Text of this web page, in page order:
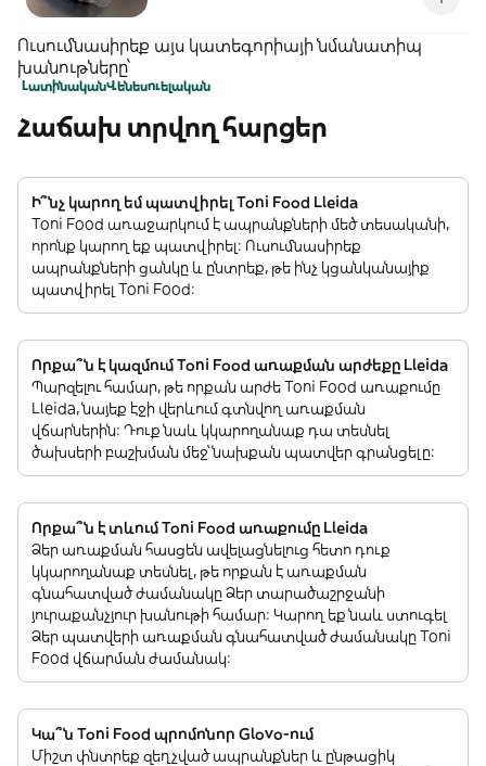
Ուսումնասիրեք այս կատեգորիայի նմանատիպ
խանութները՝
ԼատինականՎենեսուելական
Հաճախ տրվող հարցեր
Ի՞նչ կարող եմ պատվիրել Toni Food Lleida
Toni Food առաջարկում է ապրանքների մեծ տեսականի,
որոնք կարող եք պատվիրել: Ուսումնասիրեք
ապրանքների ցանկը և ընտրեք, թե ինչ կցանկանայիք
պատվիրել Toni Food:
Որքա՞ն է կազմում Toni Food առաքման արժեքը Lleida
Պարզելու համար, թե որքան արժե Toni Food առաքումը
Lleida, նայեք էջի վերևում գտնվող առաքման
վճարներին: Դուք նաև կկարողանաք դա տեսնել
ծախսերի բաշխման մեջ՝ նախքան պատվեր գրանցելը:
Որքա՞ն է տևում Toni Food առաքումը Lleida
Ձեր առաքման հասցեն ավելացնելուց հետո դուք
կկարողանաք տեսնել, թե որքան է առաքման
գնահատված ժամանակը Ձեր տարածաշրջանի
յուրաքանչյուր խանութի համար: Կարող եք նաև ստուգել
Ձեր պատվերի առաքման գնահատված ժամանակը Toni
Food վճարման ժամանակ:
Կա՞ն Toni Food պրոմոնոր Glovo-ում
Միշտ փնտրեք զեղչված ապրանքներ և ընթացիկ